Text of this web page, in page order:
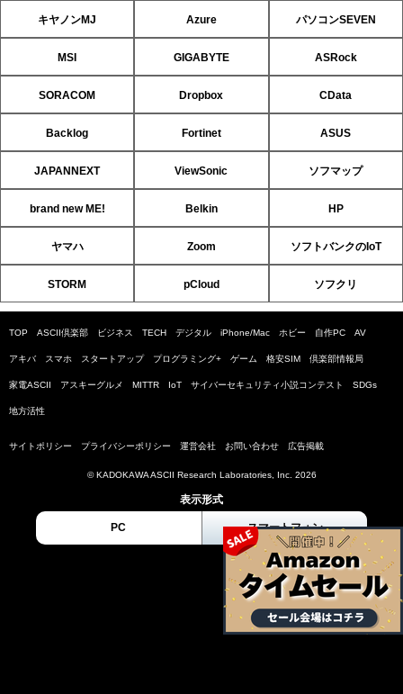
キヤノンMJ Azure パソコンSEVEN
MSI GIGABYTE ASRock
SORACOM Dropbox CData
Backlog Fortinet ASUS
JAPANNEXT ViewSonic ソフマップ
brand new ME! Belkin HP
ヤマハ Zoom ソフトバンクのIoT
STORM pCloud ソフクリ
TOP ASCII倶楽部 ビジネス TECH デジタル iPhone/Mac ホビー 自作PC AV
アキバ スマホ スタートアップ プログラミング+ ゲーム 格安SIM 倶楽部情報局
家電ASCII アスキーグルメ MITTR IoT サイバーセキュリティ小説コンテスト SDGs
地方活性
サイトポリシー プライバシーポリシー 運営会社 お問い合わせ 広告掲載
© KADOKAWA ASCII Research Laboratories, Inc. 2026
表示形式
PC スマートフォン